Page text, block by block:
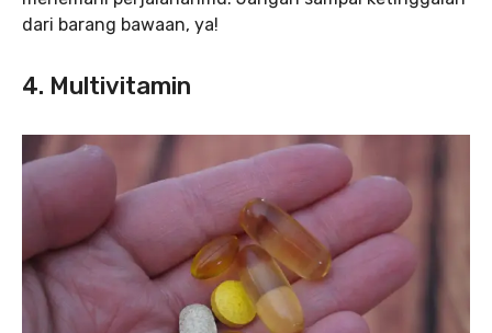
dari barang bawaan, ya!
4. Multivitamin